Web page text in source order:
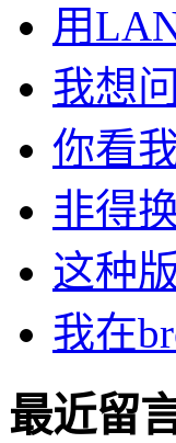
用
我想
你看
非得
这种
我在
最近留